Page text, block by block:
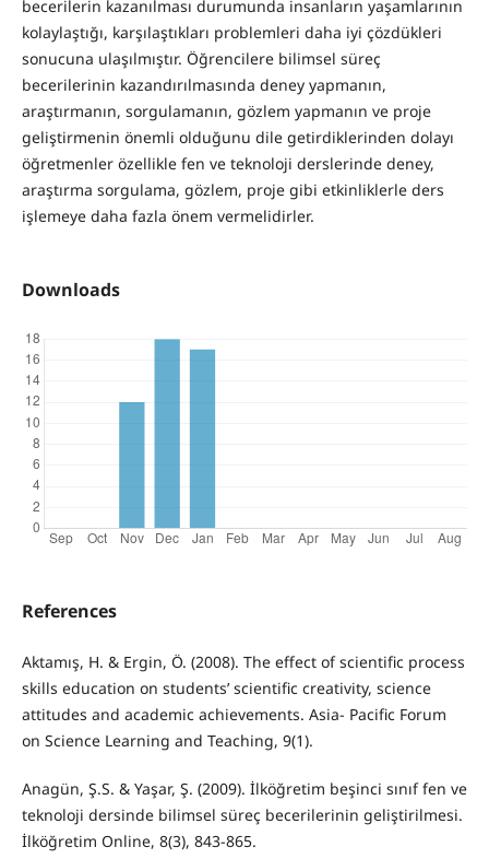
becerilerin kazanılması durumunda insanların yaşamlarının
kolaylaştığı, karşılaştıkları problemleri daha iyi çözdükleri
sonucuna ulaşılmıştır. Öğrencilere bilimsel süreç
becerilerinin kazandırılmasında deney yapmanın,
araştırmanın, sorgulamanın, gözlem yapmanın ve proje
geliştirmenin önemli olduğunu dile getirdiklerinden dolayı
öğretmenler özellikle fen ve teknoloji derslerinde deney,
araştırma sorgulama, gözlem, proje gibi etkinliklerle ders
işlemeye daha fazla önem vermelidirler.
Downloads
References
Aktamış, H. & Ergin, Ö. (2008). The effect of scientific process
skills education on students’ scientific creativity, science
attitudes and academic achievements. Asia- Pacific Forum
on Science Learning and Teaching, 9(1).
Anagün, Ş.S. & Yaşar, Ş. (2009). İlköğretim beşinci sınıf fen ve
teknoloji dersinde bilimsel süreç becerilerinin geliştirilmesi.
İlköğretim Online, 8(3), 843-865.